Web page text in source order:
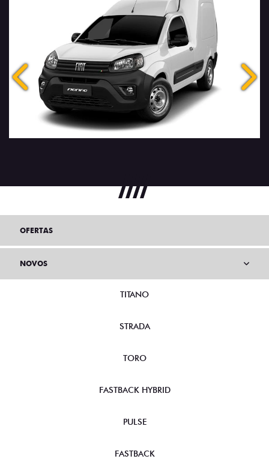
Anterior
OFERTAS
NOVOS
TITANO
STRADA
TORO
FASTBACK HYBRID
PULSE
FASTBACK